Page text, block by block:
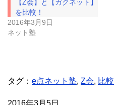
す
)
ウ
ド
【Z会】と【ガクネット】
を比較！
2016年3月9日
ネット塾
タグ： e点ネット塾, Z会, 比較
2016年3月5日